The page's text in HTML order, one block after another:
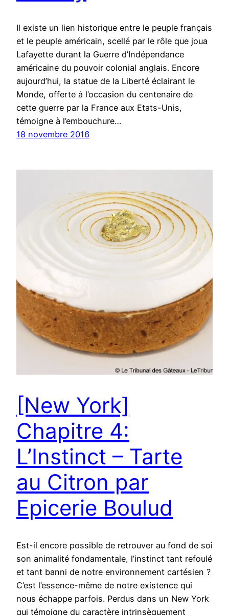
Il existe un lien historique entre le peuple français
et le peuple américain, scellé par le rôle que joua
Lafayette durant la Guerre d’Indépendance
américaine du pouvoir colonial anglais. Encore
aujourd’hui, la statue de la Liberté éclairant le
Monde, offerte à l’occasion du centenaire de
cette guerre par la France aux Etats-Unis,
témoigne à l’embouchure…
18 novembre 2016
[New York]
Chapitre 4:
L’Instinct – Tarte
au Citron par
Epicerie Boulud
Est-il encore possible de retrouver au fond de soi
son animalité fondamentale, l’instinct tant refoulé
et tant banni de notre environnement cartésien ?
C’est l’essence-même de notre existence qui
nous échappe parfois. Perdus dans un New York
qui témoigne du caractère intrinsèquement